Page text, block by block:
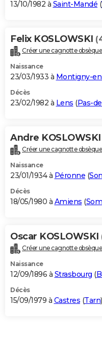
13/10/1982 à Saint-Mandé (
Felix KOSLOWSKI
Créer une cagnotte
Naissance
23/03/1933 à Montigny-
Décès
23/02/1982 à Lens (Pas-
Andre KOSLOWSKI
Créer une cagnotte
Naissance
23/01/1934 à Péronne (
Décès
18/05/1980 à Amiens (
Oscar KOSLOWSKI
Créer une cagnotte
Naissance
12/09/1896 à Strasbourg (
Décès
15/09/1979 à Castres (Tarn)